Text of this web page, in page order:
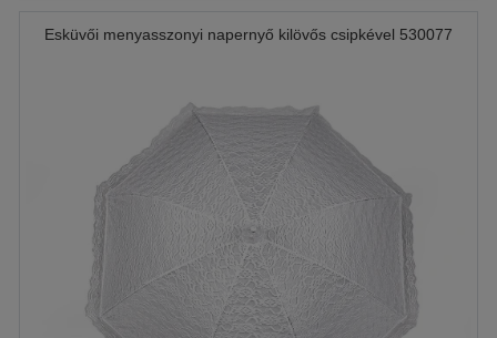
Esküvői menyasszonyi napernyő kilövős csipkével 530077